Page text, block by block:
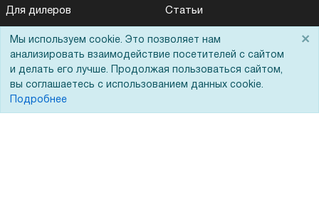
Для дилеров
Лизинг
Кредитование
Госучреждениям
Тендеры
Статьи
Демопоказ
Мы используем cookie. Это позволяет нам
анализировать взаимодействие посетителей с сайтом
и делать его лучше. Продолжая пользоваться сайтом,
вы соглашаетесь с использованием данных cookie.
Подробнее
×